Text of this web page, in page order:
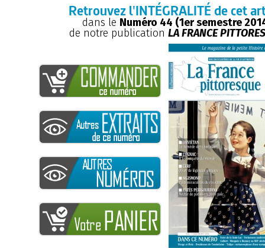
Retrouvez l'INTÉGRALITÉ de cet
dans le Numéro 44 (1er semestre
de notre publication LA FRANCE